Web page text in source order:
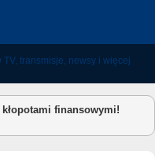
kłopotami finansowymi!